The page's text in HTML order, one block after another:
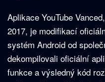
Aplikace YouTube
2017, je modifikací
systém Android od
dekompilovali oficiální
funkce a výsledný kód